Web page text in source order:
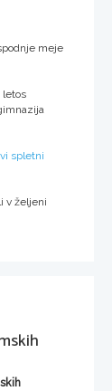
meje
letos
spletni
v željeni